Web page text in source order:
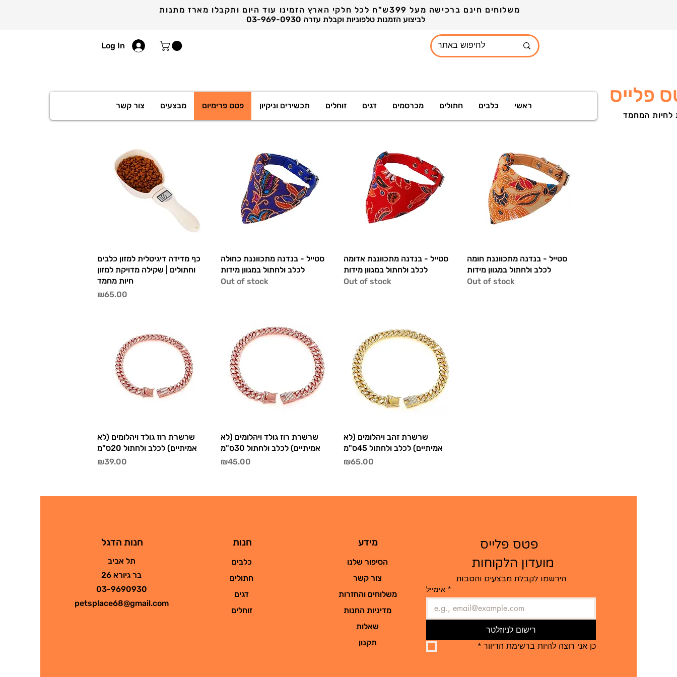
Log In
ראשי כלבים חתולים מכרסמים דגים זוחלים תכשירים וניקיון פטס פרימיום מבצעים צור קשר פלייס
לחיות המחמד
Quick View
כף מדידה דיגיטלית למזון כלבים
וחתולים | שקילה מדויקת למזון
חיות מחמד
Price
₪65.00
Quick View
סטייל - בנדנה מתכווננת כחולה
לכלב ולחתול במגוון מידות
Out of stock
Quick View
סטייל - בנדנה מתכווננת אדומה
לכלב ולחתול במגוון מידות
Out of stock
Quick View
סטייל - בנדנה מתכווננת חומה
לכלב ולחתול במגוון מידות
Out of stock
Quick View
שרשרת רוז גולד ויהלומים (לא
אמיתיים) לכלב ולחתול 20ס"מ
Price
₪39.00
Quick View
שרשרת רוז גולד ויהלומים (לא
אמיתיים) לכלב ולחתול 30ס"מ
Price
₪45.00
Quick View
שרשרת זהב ויהלומים (לא
אמיתיים) לכלב ולחתול 45ס"מ
Price
₪65.00
חנות הדגל
תל אביב
בר גיורא 26
03-9690930
petsplace68@gmail.com
חנות
כלבים
חתולים
דגים
זוחלים
מידע
הסיפור שלנו
צור קשר
משלוחים והחזרות
מדיניות החנות
שאלות
תקנון
מועדון הלקוחות ​
הירשמו לקבלת מבצעים והטבות
אימייל *
רישום לניוזלטר
כן אני רוצה להיות ברשימת הדיוור *